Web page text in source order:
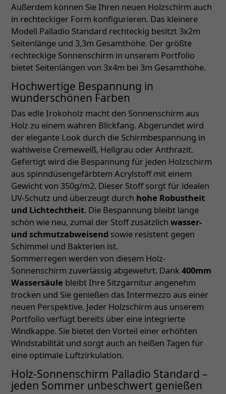
Außerdem können Sie Ihren neuen Holzschirm auch
in rechteckiger Form konfigurieren. Das kleinere
Modell Palladio Standard rechteckig besitzt 3x2m
Seitenlänge und 3,3m Gesamthöhe. Der größte
rechteckige Sonnenschirm in unserem Portfolio
bietet Seitenlängen von 3x4m bei 3m Gesamthöhe.
Hochwertige Bespannung in
wunderschönen Farben
Das edle Irokoholz macht den Sonnenschirm aus
Holz zu einem wahren Blickfang. Abgerundet wird
der elegante Look durch die Schirmbespannung in
wahlweise Cremeweiß, Hellgrau oder Anthrazit.
Gefertigt wird die Bespannung für jeden Holzschirm
aus spinndüsengefärbtem Acrylstoff mit einem
Gewicht von 350g/m2. Dieser Stoff sorgt für idealen
UV-Schutz und überzeugt durch hohe Robustheit
und Lichtechtheit. Die Bespannung bleibt lange
schön wie neu, zumal der Stoff zusätzlich wasser-
und schmutzabweisend sowie resistent gegen
Schimmel und Bakterien ist.
Sommerregen werden von diesem Holz-
Sonnenschirm zuverlässig abgewehrt. Dank400mm
Wassersäule bleibt Ihre Sitzgarnitur angenehm
trocken und Sie genießen das Intermezzo aus einer
neuen Perspektive. Jeder Holzschirm aus unserem
Portfolio verfügt bereits über eine integrierte
Windkappe. Sie bietet den Vorteil einer erhöhten
Windstabilität und sorgt auch an heißen Tagen für
eine optimale Luftzirkulation.
Holz-Sonnenschirm Palladio Standard –
jeden Sommer unbeschwert genießen